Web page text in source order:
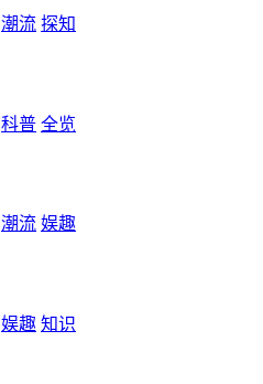
潮流 探知
科普 全览
潮流 娱趣
娱趣 知识